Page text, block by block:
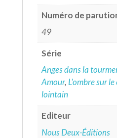
Numéro de
49
Série
Anges dans la
Amour, L'ombre sur le
lointain
Editeur
Nous Deux-Éditions